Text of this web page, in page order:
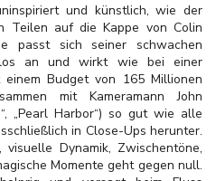
und künstlich, wie der
Teilen auf die Kappe von Colin
passt sich seiner schwachen
an und wirkt wie bei einer
Budget von 165 Millionen
mit Kameramann John
„Pearl Harbor“) so gut wie alle
in Close-Ups herunter.
Dynamik, Zwischentöne,
Momente geht gegen null.